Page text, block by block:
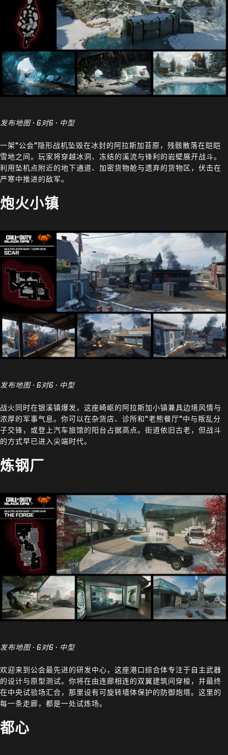
发布地图 · 6对6 · 中型
一架“公会”隐形战机坠毁在冰封的阿拉斯加苔原，残骸散落在皑皑
雪地之间。玩家将穿越冰洞、冻结的溪流与锋利的岩壁展开战斗。
利用坠机点附近的地下通道、加密货物舱与遗弃的货物区，伏击在
严寒中推进的敌军。
炮火小镇
发布地图 · 6对6 · 中型
战火同时在银溪镇爆发，这座崎岖的阿拉斯加小镇兼具边境风情与
浓厚的军事气息。你可以在杂货店、诊所和“老熊餐厅”中与叛乱分
子交锋，或登上汽车旅馆的阳台占据高点。街道依旧古老，但战斗
的方式早已进入尖端时代。
炼钢厂
发布地图 · 6对6 · 中型
欢迎来到公会最先进的研发中心，这座港口综合体专注于自主武器
的设计与原型测试。你将在由连廊相连的双翼建筑间穿梭，并最终
在中央试验场汇合，那里设有可旋转墙体保护的防御炮塔。这里的
每一条走廊，都是一处试炼场。
都心